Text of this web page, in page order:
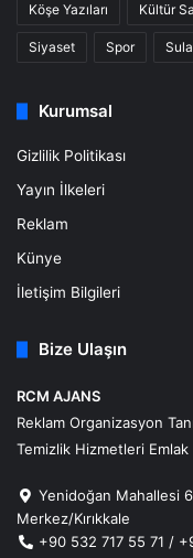
Köşe Yazıları Kültür
Siyaset Spor
Kurumsal
Gizlilik Politikası
Yayın İlkeleri
Reklam
Künye
İletişim Bilgileri
Bize Ulaşın
RCM AJANS
Reklam Organizasyon
Temizlik Hizmetleri
Yenidoğan Mahallesi
Merkez/Kırıkkale
+90 532 717 55 71 /